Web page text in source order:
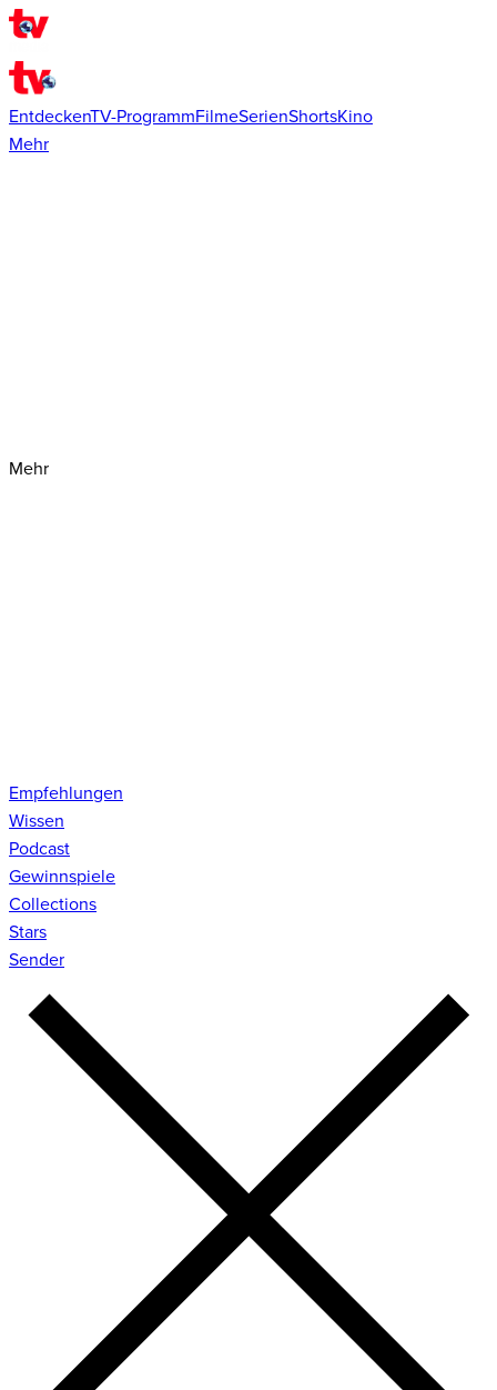
EntdeckenTV-ProgrammFilmeSerienShortsKino
Mehr
Mehr
Empfehlungen
Wissen
Podcast
Gewinnspiele
Collections
Stars
Sender